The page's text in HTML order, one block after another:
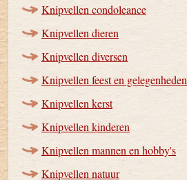
Knipvellen condoleance
Knipvellen dieren
Knipvellen diversen
Knipvellen feest en gelegenheden
Knipvellen kerst
Knipvellen kinderen
Knipvellen mannen en hobby's
Knipvellen natuur